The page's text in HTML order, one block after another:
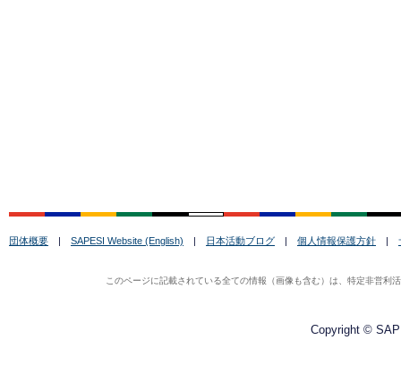
団体概要 | SAPESI Website (English) | 日本活動ブログ | 個人情報保護方針 |
このページに記載されている全ての情報（画像も含む）は、特定非営
Copyright ©